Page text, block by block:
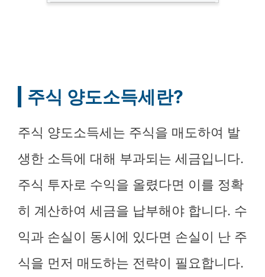
주식 양도소득세란?
주식 양도소득세는 주식을 매도하여 발
생한 소득에 대해 부과되는 세금입니다.
주식 투자로 수익을 올렸다면 이를 정확
히 계산하여 세금을 납부해야 합니다. 수
익과 손실이 동시에 있다면 손실이 난 주
식을 먼저 매도하는 전략이 필요합니다.